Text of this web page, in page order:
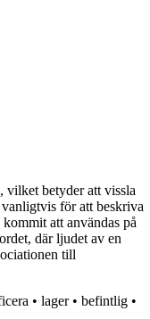
vilket betyder att vissla
för att beskriva
att användas på
där ljudet av en
till
• lager• befintlig •